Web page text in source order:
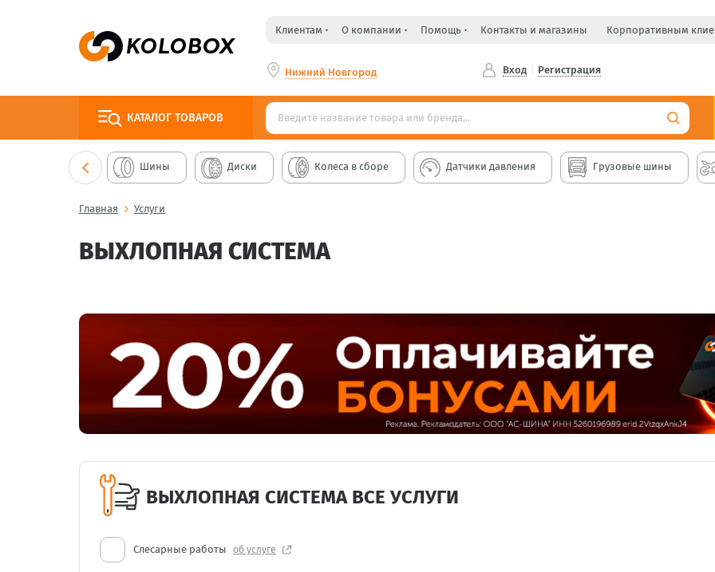
Клиентам О компании Помощь Контакты и магазины Корпоративным
Нижний Новгород Вход Регистрация
КАТАЛОГ ТОВАРОВ
Шины Диски Колеса в сборе Датчики давления Грузовые шины
Главная Услуги
ВЫХЛОПНАЯ СИСТЕМА
ВЫХЛОПНАЯ СИСТЕМА ВСЕ УСЛУГИ
Слесарные работы об услуге